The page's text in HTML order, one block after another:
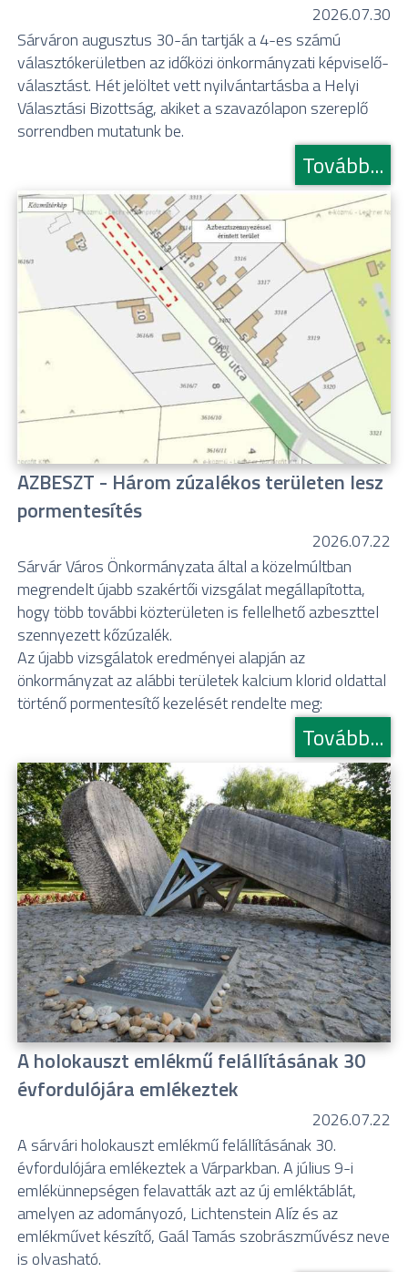
2026.07.30
Sárváron augusztus 30-án tartják a 4-es számú
választókerületben az időközi önkormányzati képviselő-
választást. Hét jelöltet vett nyilvántartásba a Helyi
Választási Bizottság, akiket a szavazólapon szereplő
sorrendben mutatunk be.
Tovább...
AZBESZT - Három zúzalékos területen lesz
pormentesítés
2026.07.22
Sárvár Város Önkormányzata által a közelmúltban
megrendelt újabb szakértői vizsgálat megállapította,
hogy több további közterületen is fellelhető azbeszttel
szennyezett kőzúzalék.
Az újabb vizsgálatok eredményei alapján az
önkormányzat az alábbi területek kalcium klorid oldattal
történő pormentesítő kezelését rendelte meg:
Tovább...
A holokauszt emlékmű felállításának 30
évfordulójára emlékeztek
2026.07.22
A sárvári holokauszt emlékmű felállításának 30.
évfordulójára emlékeztek a Várparkban. A július 9-i
emlékünnepségen felavatták azt az új emléktáblát,
amelyen az adományozó, Lichtenstein Alíz és az
emlékművet készítő, Gaál Tamás szobrászművész neve
is olvasható.